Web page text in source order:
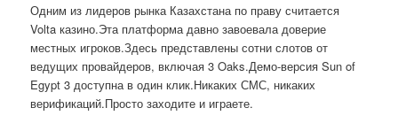
Одним из лидеров рынка Казахстана по праву считается
Volta казино.Эта платформа давно завоевала доверие
местных игроков.Здесь представлены сотни слотов от
ведущих провайдеров, включая 3 Oaks.Демо-версия Sun of
Egypt 3 доступна в один клик.Никаких СМС, никаких
верификаций.Просто заходите и играете.